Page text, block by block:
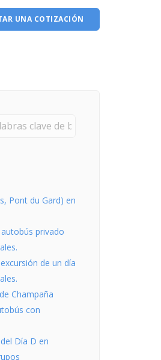
UNA COTIZACIÓN
Pont du Gard) en
privado
de un día
Champaña
con
Día D en